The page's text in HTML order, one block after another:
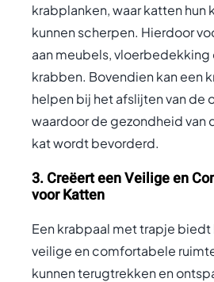
krabplanken, waar katten hun
kunnen scherpen. Hierdoor
aan meubels,
krabben. Bovendien kan een
helpen bij het afslijten van de
waardoor de gezondheid van
kat wordt bevorderd.
3. Creëert een Veilige en
voor Katten
Een krabpaal met trapje
veilige en comfortabele
kunnen terugtrekken en